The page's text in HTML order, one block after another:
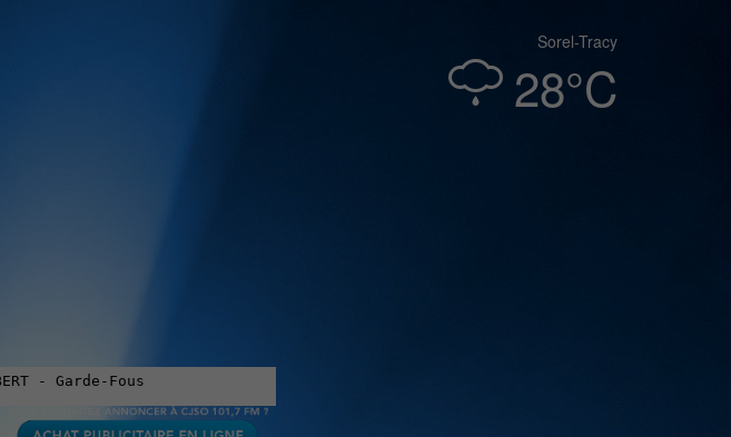
Sorel-Tracy
28°C